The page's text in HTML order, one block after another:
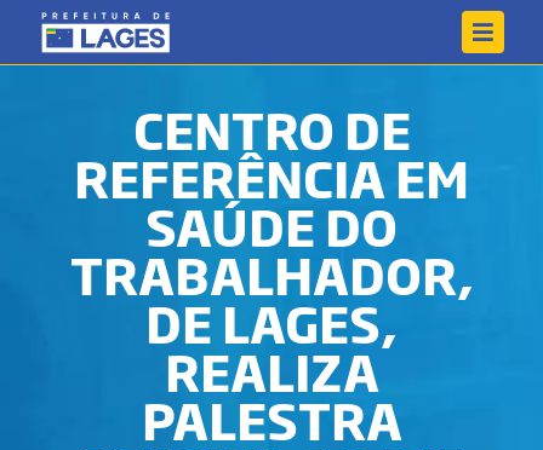
CENTRO DE
REFERÊNCIA EM
SAÚDE DO
TRABALHADOR,
DE LAGES,
REALIZA
PALESTRA